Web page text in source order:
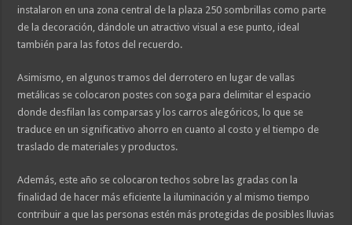
instalaron en una zona central de la plaza 250 sombrillas como parte
de la decoración, dándole un atractivo visual a ese punto, ideal
también para las fotos del recuerdo.
Asimismo, en algunos tramos del derrotero en lugar de vallas
metálicas se colocaron postes con soga para delimitar el espacio
donde desfilan las comparsas y los carros alegóricos, lo que se
traduce en un significativo ahorro en cuanto al costo y el tiempo de
traslado de materiales y productos.
Además, este año se colocaron techos sobre las gradas con la
finalidad de hacer más eficiente la iluminación y al mismo tiempo
contribuir a que las personas estén más protegidas de posibles lluvias